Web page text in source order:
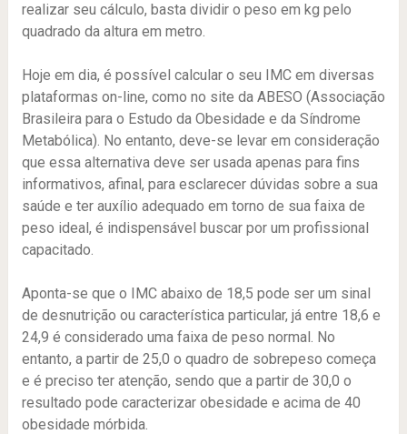
realizar seu cálculo, basta dividir o peso em kg pelo
quadrado da altura em metro.
Hoje em dia, é possível calcular o seu IMC em diversas
plataformas on-line, como no site da ABESO (Associação
Brasileira para o Estudo da Obesidade e da Síndrome
Metabólica). No entanto, deve-se levar em consideração
que essa alternativa deve ser usada apenas para fins
informativos, afinal, para esclarecer dúvidas sobre a sua
saúde e ter auxílio adequado em torno de sua faixa de
peso ideal, é indispensável buscar por um profissional
capacitado.
Aponta-se que o IMC abaixo de 18,5 pode ser um sinal
de desnutrição ou característica particular, já entre 18,6 e
24,9 é considerado uma faixa de peso normal. No
entanto, a partir de 25,0 o quadro de sobrepeso começa
e é preciso ter atenção, sendo que a partir de 30,0 o
resultado pode caracterizar obesidade e acima de 40
obesidade mórbida.